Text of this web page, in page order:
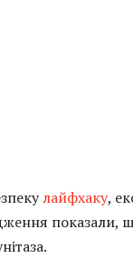
лайфхаку,